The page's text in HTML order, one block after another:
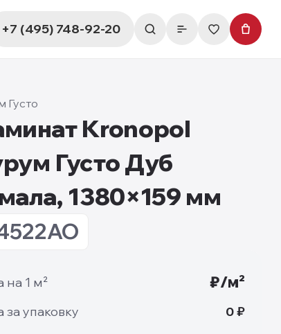
+7 (495) 748-92-20
Густо
Kronopol
Густо Дуб
1380×159 мм
на 1 м² ₽/м²
за упаковку 0₽